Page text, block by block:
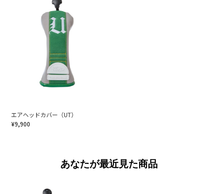
エアヘッドカバー（UT）
¥9,900
あなたが最近見た商品